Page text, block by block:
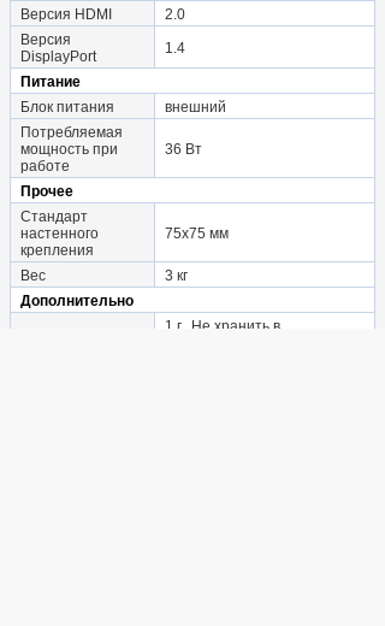
Версия HDMI
2.0
Версия
DisplayPort
1.4
Питание
Блок питания
внешний
Потребляемая
мощность при
работе
36 Вт
Прочее
Стандарт
настенного
крепления
75x75 мм
Вес
3 кг
Дополнительно
1 г., Не хранить в